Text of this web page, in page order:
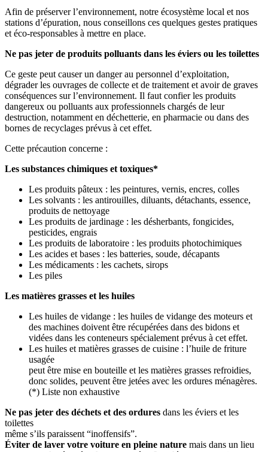
Afin de préserver l’environnement, notre écosystème local et nos
stations d’épuration, nous conseillons ces quelques gestes pratiques
et éco-responsables à mettre en place.
Ne pas jeter de produits polluants dans les éviers ou les toilettes
Ce geste peut causer un danger au personnel d’exploitation,
dégrader les ouvrages de collecte et de traitement et avoir de graves
conséquences sur l’environnement. Il faut confier les produits
dangereux ou polluants aux professionnels chargés de leur
destruction, notamment en déchetterie, en pharmacie ou dans des
bornes de recyclages prévus à cet effet.
Cette précaution concerne :
Les substances chimiques et toxiques*
Les produits pâteux : les peintures, vernis, encres, colles
Les solvants : les antirouilles, diluants, détachants, essence,
produits de nettoyage
Les produits de jardinage : les désherbants, fongicides,
pesticides, engrais
Les produits de laboratoire : les produits photochimiques
Les acides et bases : les batteries, soude, décapants
Les médicaments : les cachets, sirops
Les piles
Les matières grasses et les huiles
Les huiles de vidange : les huiles de vidange des moteurs et
des machines doivent être récupérées dans des bidons et
vidées dans les conteneurs spécialement prévus à cet effet.
Les huiles et matières grasses de cuisine : l’huile de friture
usagée
peut être mise en bouteille et les matières grasses refroidies,
donc solides, peuvent être jetées avec les ordures ménagères.
(*) Liste non exhaustive
Ne pas jeter des déchets et des ordures dans les éviers et les
toilettes
même s’ils paraissent “inoffensifs”.
Éviter de laver votre voiture en pleine nature mais dans un lieu